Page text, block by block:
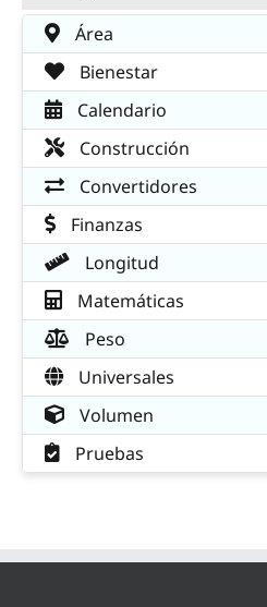
Área
Bienestar
Calendario
Construcción
Convertidores
Finanzas
Longitud
Matemáticas
Peso
Universales
Volumen
Pruebas